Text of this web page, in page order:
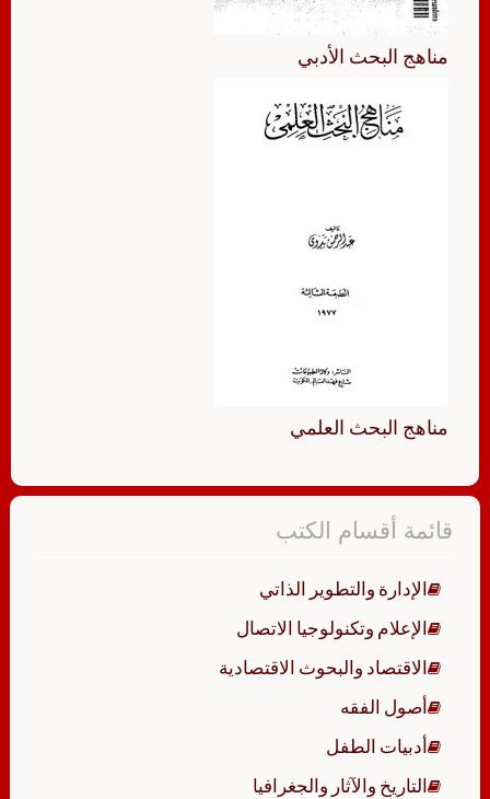
مناهج البحث الأدبي
مناهج البحث العلمي
قائمة أقسام الكتب
الإدارة والتطوير الذاتي
الإعلام وتكنولوجيا الاتصال
الاقتصاد والبحوث الاقتصادية
أصول الفقه
أدبيات الطفل
التاريخ والآثار والجغرافيا